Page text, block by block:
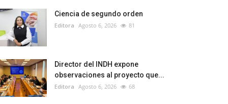
Ciencia de segundo orden
Editora Agosto 6, 2026 81
Director del INDH expone
observaciones al proyecto que...
Editora Agosto 6, 2026 68